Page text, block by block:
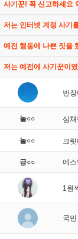
사기꾼! 꼭 신고하세요
저는 인터넷 계정 사기
예전 행동에 나쁜 짓을
저는 예전에 사기꾼이
번
놀○○ 심
놀○○ 크릿
긍○○ 에스
1원
국